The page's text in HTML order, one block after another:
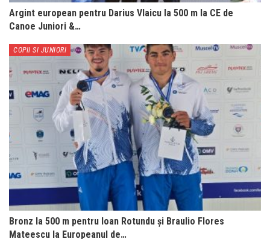
Argint european pentru Darius Vlaicu la 500 m la CE de
Canoe Juniori &…
COPII SI JUNIORI
Bronz la 500 m pentru Ioan Rotundu și Braulio Flores
Mateescu la Europeanul de…